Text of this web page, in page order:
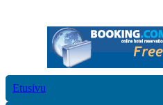
Etusivu